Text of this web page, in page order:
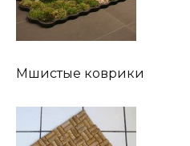
Мшистые коврики